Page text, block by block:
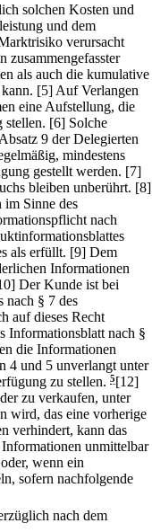
solchen Kosten und
und dem
verursacht
zusammengefasster
als auch die kumulative
[5] Auf Verlangen
eine Aufstellung, die
stellen. [6] Solche
9 der Delegierten
mindestens
gestellt werden. [7]
bleiben unberührt. [8]
im Sinne des
nach
als erfüllt. [9] Dem
Informationen
Der Kunde ist bei
nach § 7 des
auf dieses Recht
Informationsblatt nach §
die Informationen
4 und 5 unverlangt unter
zu stellen. 5[12]
zu verkaufen, unter
wird, das eine vorherige
verhindert, kann das
unmittelbar
wenn ein
sofern nachfolgende
nach dem